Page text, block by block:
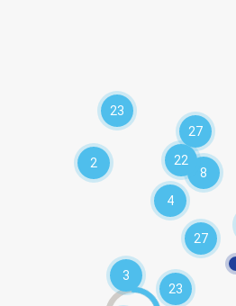
27
2
8
3
23
4
22
23
27